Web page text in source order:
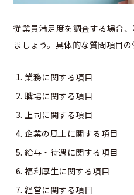
従業員満足度を調査する場合
ましょう。具体的な質問項目の
業務に関する項目
職場に関する項目
上司に関する項目
企業の風土に関する項目
給与・待遇に関する項目
福利厚生に関する項目
経営に関する項目